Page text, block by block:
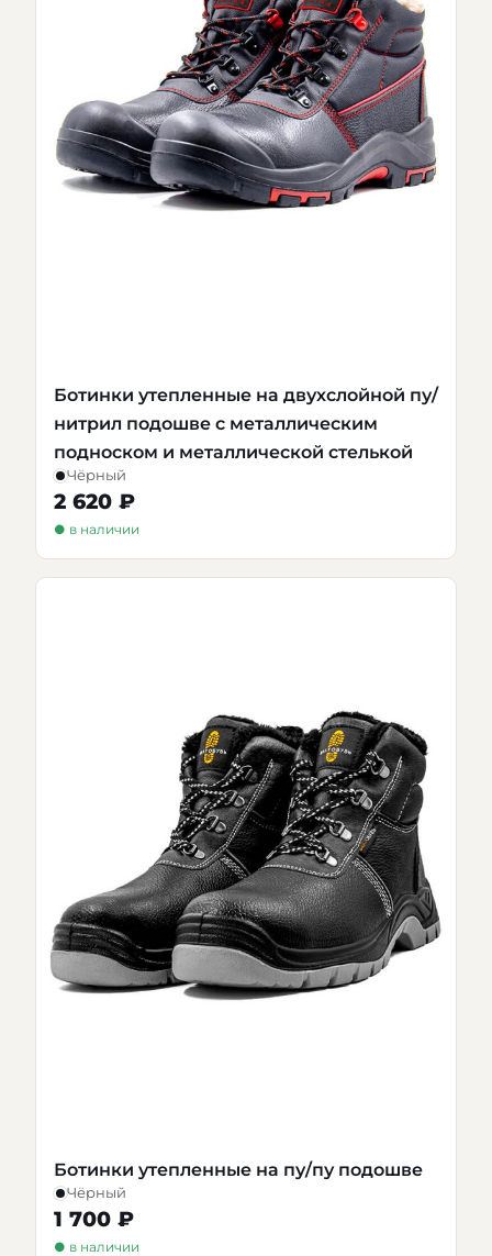
Ботинки утепленные на двухслойной пу/
нитрил подошве с металлическим
подноском и металлической стелькой
Чёрный
2 620 ₽
● в наличии
Ботинки утепленные на пу/пу подошве
Чёрный
1 700 ₽
● в наличии